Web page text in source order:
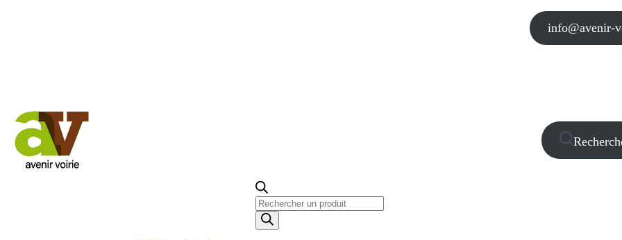
info@avenir-
Recherche
de
produits